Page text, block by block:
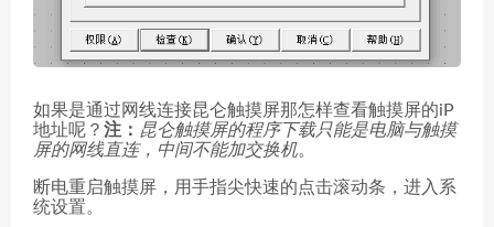
如果是通过网线连接昆仑触摸屏那怎样查看触摸屏的iP
地址呢？ 注： 昆仑触摸屏的程序下载只能是电脑与触摸
屏的网线直连，中间不能加交换机。
断电重启触摸屏，用手指尖快速的点击滚动条，进入系
统设置。